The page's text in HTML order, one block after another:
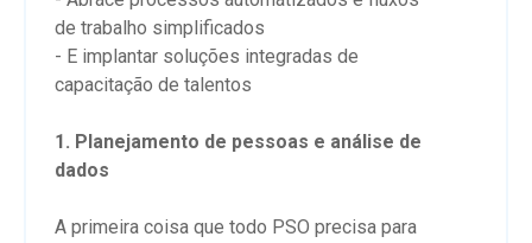
de trabalho simplificados
- E implantar soluções integradas de
capacitação de talentos
1. Planejamento de pessoas e análise de
dados
A primeira coisa que todo PSO precisa para